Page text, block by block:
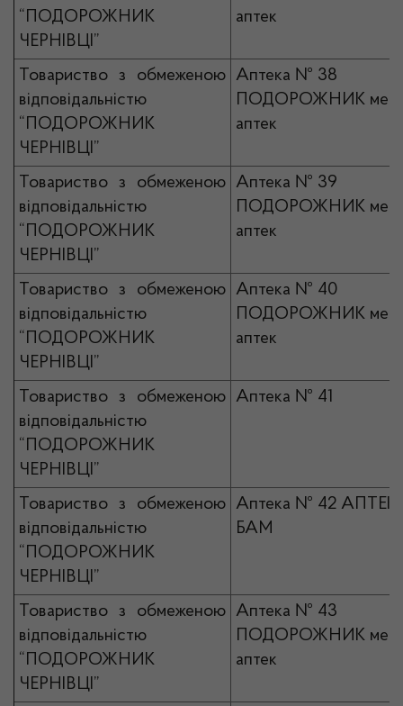
“ПОДОРОЖНИК
ЧЕРНІВЦІ”
аптек
Товариство з обмеженою
відповідальністю
“ПОДОРОЖНИК
ЧЕРНІВЦІ”
Аптека № 38
ПОДОРОЖНИК
аптек
Товариство з обмеженою
відповідальністю
“ПОДОРОЖНИК
ЧЕРНІВЦІ”
Аптека № 39
ПОДОРОЖНИК
аптек
Товариство з обмеженою
відповідальністю
“ПОДОРОЖНИК
ЧЕРНІВЦІ”
Аптека № 40
ПОДОРОЖНИК
аптек
Товариство з обмеженою
відповідальністю
“ПОДОРОЖНИК
ЧЕРНІВЦІ”
Аптека № 41
Товариство з обмеженою
відповідальністю
“ПОДОРОЖНИК
ЧЕРНІВЦІ”
Аптека № 42
БАМ
Товариство з обмеженою
відповідальністю
“ПОДОРОЖНИК
ЧЕРНІВЦІ”
Аптека № 43
ПОДОРОЖНИК
аптек